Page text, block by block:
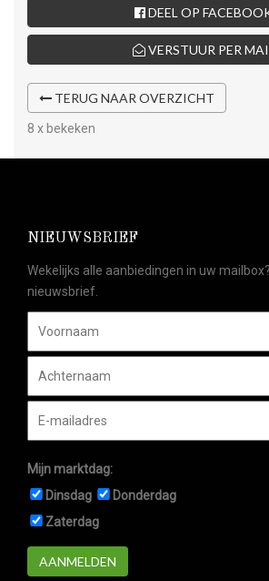
DEEL OP
VERSTUUR PER
TERUG NAAR OVERZICHT
8 x bekeken
NIEUWSBRIEF
Wekelijks alle aanbiedingen in uw
nieuwsbrief.
Mijn marktdag:
Dinsdag
Donderdag
Zaterdag
AANMELDEN